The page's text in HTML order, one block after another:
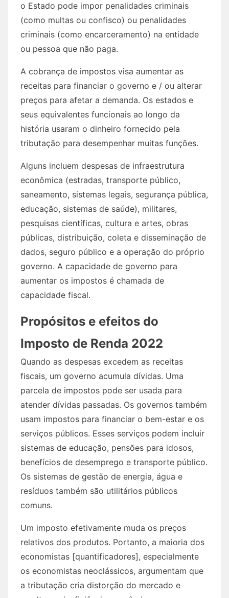
o Estado pode impor penalidades criminais
(como multas ou confisco) ou penalidades
criminais (como encarceramento) na entidade
ou pessoa que não paga.
A cobrança de impostos visa aumentar as
receitas para financiar o governo e / ou alterar
preços para afetar a demanda. Os estados e
seus equivalentes funcionais ao longo da
história usaram o dinheiro fornecido pela
tributação para desempenhar muitas funções.
Alguns incluem despesas de infraestrutura
econômica (estradas, transporte público,
saneamento, sistemas legais, segurança pública,
educação, sistemas de saúde), militares,
pesquisas científicas, cultura e artes, obras
públicas, distribuição, coleta e disseminação de
dados, seguro público e a operação do próprio
governo. A capacidade de governo para
aumentar os impostos é chamada de
capacidade fiscal.
Propósitos e efeitos do
Imposto de Renda 2022
Quando as despesas excedem as receitas
fiscais, um governo acumula dívidas. Uma
parcela de impostos pode ser usada para
atender dívidas passadas. Os governos também
usam impostos para financiar o bem-estar e os
serviços públicos. Esses serviços podem incluir
sistemas de educação, pensões para idosos,
benefícios de desemprego e transporte público.
Os sistemas de gestão de energia, água e
resíduos também são utilitários públicos
comuns.
Um imposto efetivamente muda os preços
relativos dos produtos. Portanto, a maioria dos
economistas [quantificadores], especialmente
os economistas neoclássicos, argumentam que
a tributação cria distorção do mercado e